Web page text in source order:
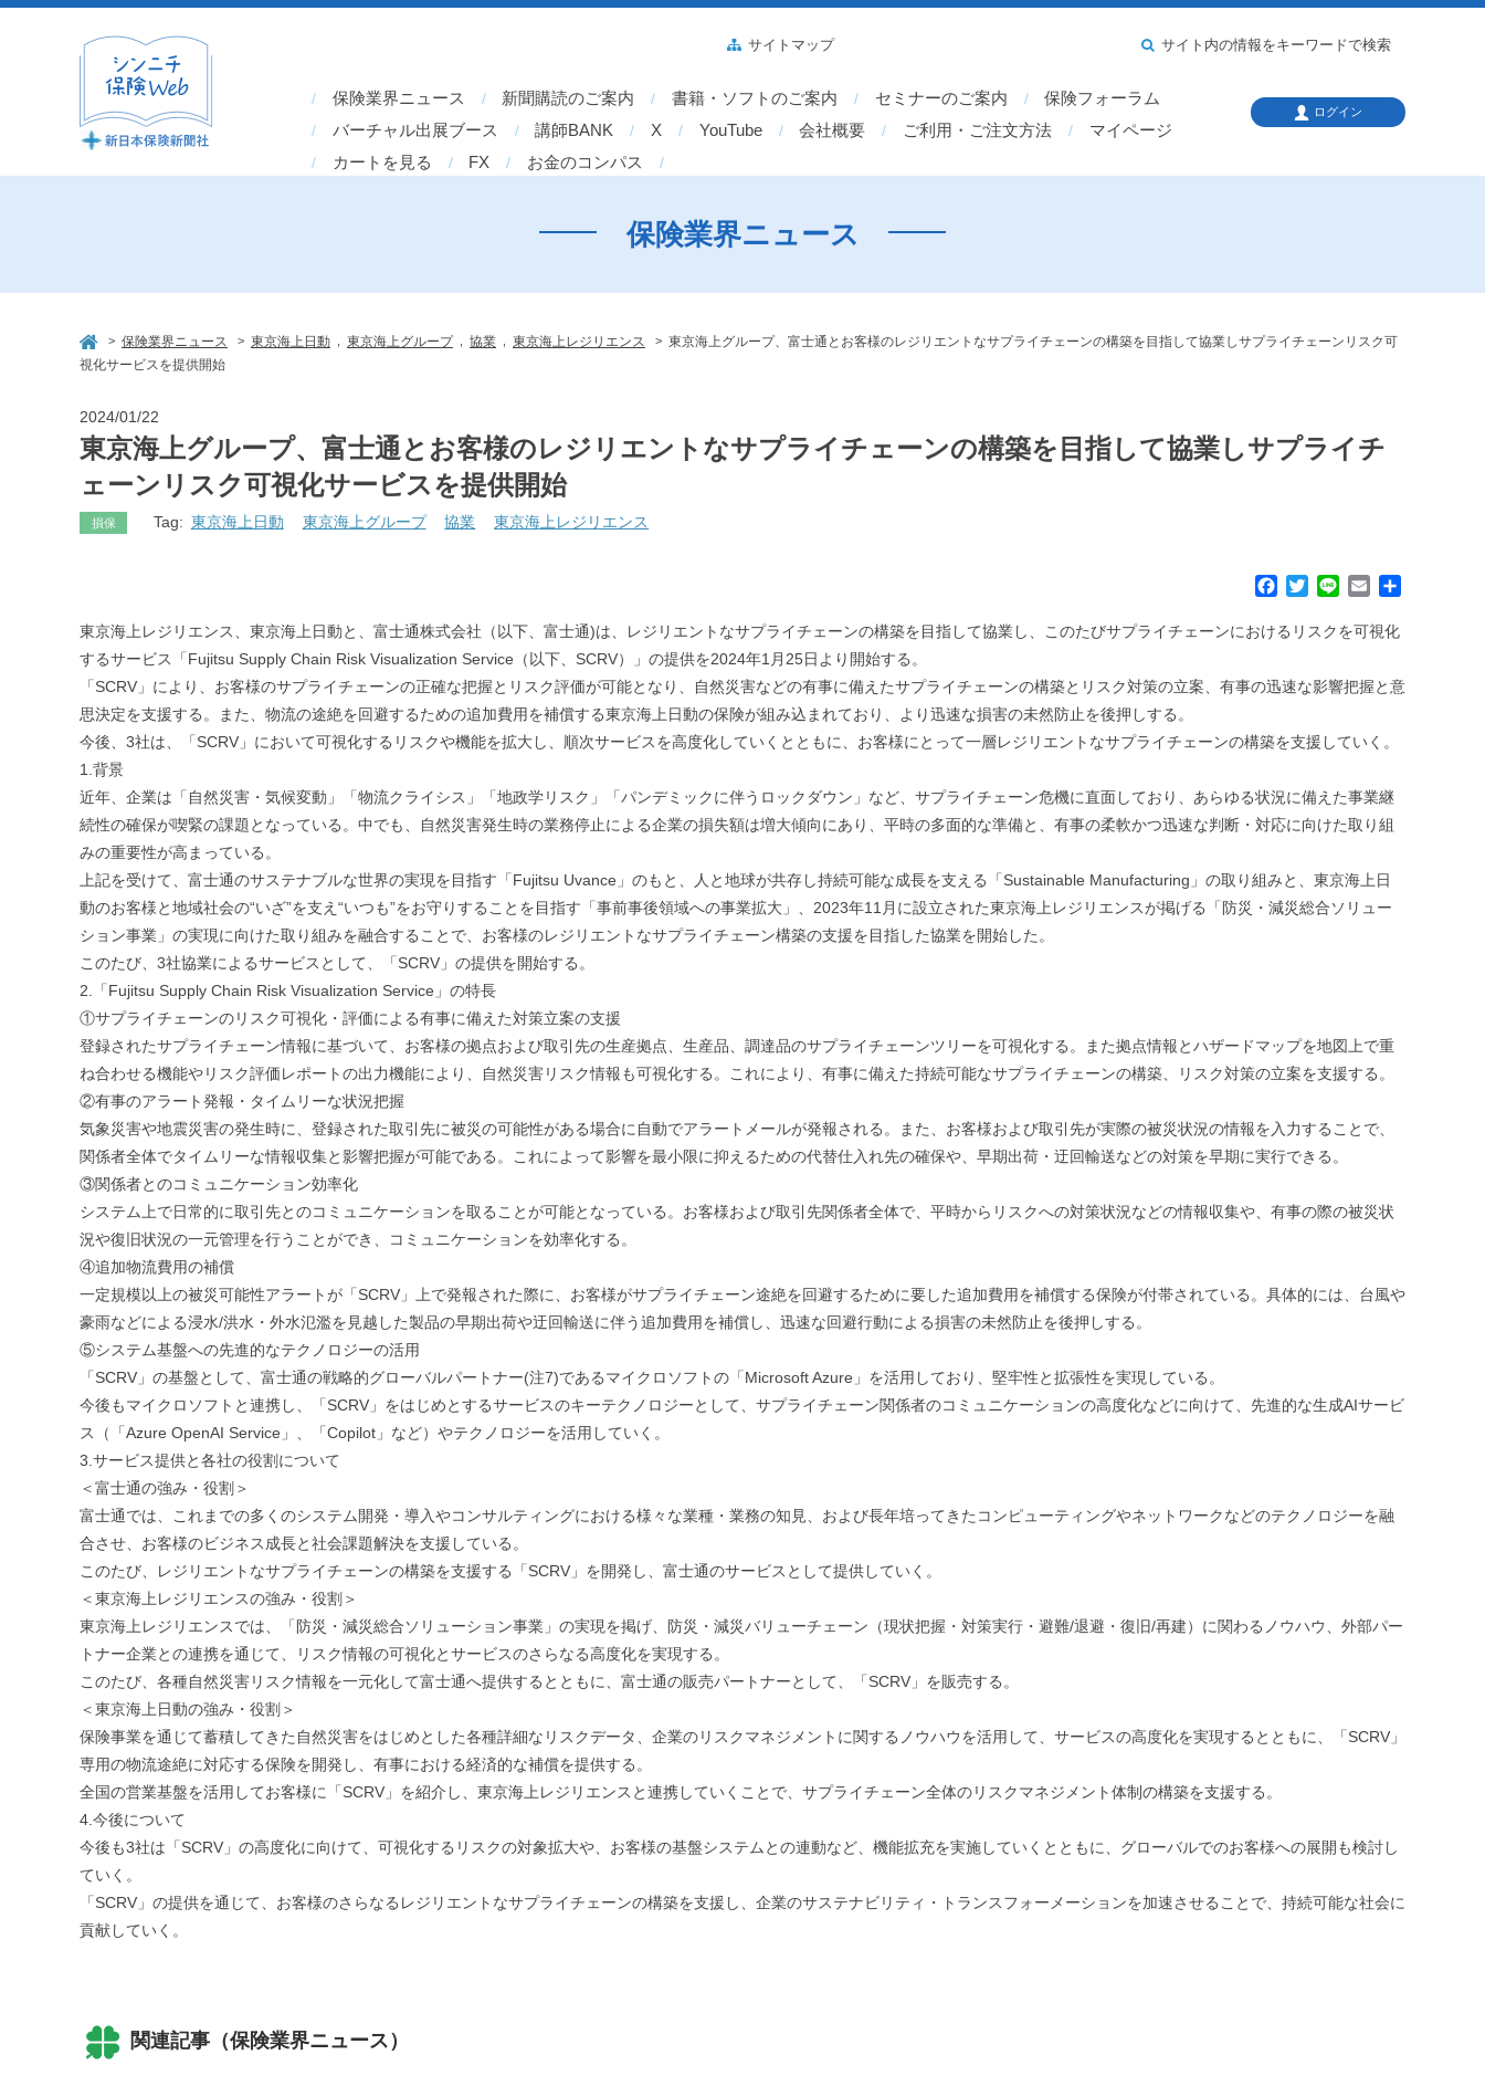
保険業界ニュース 新聞購読のご案内 書籍・ソフトのご案内 セミナーのご案内
保険フォーラム
バーチャル出展ブース
講師BANK X YouTube 会社概要 ご利用・ご注文方法
マイページ
カートを見る
FX お金のコンパス
サイトマップ サイト内の情報をキーワードで検索
ログイン
保険業界ニュース
> 保険業界ニュース > 東京海上日動 東京海上グループ 協業 東京海上レジリエンス > 東京海上グループ、富士通とお客様のレジリエントなサプライチェーンの構築を目指して協業しサプライチェーンリスク可
視化サービスを提供開始
2024/01/22
東京海上グループ、富士通とお客様のレジリエントなサプライチェーンの構築を目指して協業しサプライチ
ェーンリスク可視化サービスを提供開始
損保 Tag: 東京海上日動 東京海上グループ 協業 東京海上レジリエンス
c
o
k
i
e
n
a
東京海上レジリエンス、東京海上日動と、富士通株式会社（以下、富士通)は、レジリエントなサプライチェーンの構築を目指して協業し、このたびサプライチェーンにおけるリスクを可視化
するサービス「Fujitsu Supply Chain Risk Visualization Service（以下、SCRV）」の提供を2024年1月25日より開始する。
「SCRV」により、お客様のサプライチェーンの正確な把握とリスク評価が可能となり、自然災害などの有事に備えたサプライチェーンの構築とリスク対策の立案、有事の迅速な影響把握と意
思決定を支援する。また、物流の途絶を回避するための追加費用を補償する東京海上日動の保険が組み込まれており、より迅速な損害の未然防止を後押しする。
今後、3社は、「SCRV」において可視化するリスクや機能を拡大し、順次サービスを高度化していくとともに、お客様にとって一層レジリエントなサプライチェーンの構築を支援していく。
1.背景
近年、企業は「自然災害・気候変動」「物流クライシス」「地政学リスク」「パンデミックに伴うロックダウン」など、サプライチェーン危機に直面しており、あらゆる状況に備えた事業継
続性の確保が喫緊の課題となっている。中でも、自然災害発生時の業務停止による企業の損失額は増大傾向にあり、平時の多面的な準備と、有事の柔軟かつ迅速な判断・対応に向けた取り組
みの重要性が高まっている。
上記を受けて、富士通のサステナブルな世界の実現を目指す「Fujitsu Uvance」のもと、人と地球が共存し持続可能な成長を支える「Sustainable Manufacturing」の取り組みと、東京海上日
動のお客様と地域社会の“いざ”を支え“いつも”をお守りすることを目指す「事前事後領域への事業拡大」、2023年11月に設立された東京海上レジリエンスが掲げる「防災・減災総合ソリュー
ション事業」の実現に向けた取り組みを融合することで、お客様のレジリエントなサプライチェーン構築の支援を目指した協業を開始した。
このたび、3社協業によるサービスとして、「SCRV」の提供を開始する。
2.「Fujitsu Supply Chain Risk Visualization Service」の特長
①サプライチェーンのリスク可視化・評価による有事に備えた対策立案の支援
登録されたサプライチェーン情報に基づいて、お客様の拠点および取引先の生産拠点、生産品、調達品のサプライチェーンツリーを可視化する。また拠点情報とハザードマップを地図上で重
ね合わせる機能やリスク評価レポートの出力機能により、自然災害リスク情報も可視化する。これにより、有事に備えた持続可能なサプライチェーンの構築、リスク対策の立案を支援する。
②有事のアラート発報・タイムリーな状況把握
気象災害や地震災害の発生時に、登録された取引先に被災の可能性がある場合に自動でアラートメールが発報される。また、お客様および取引先が実際の被災状況の情報を入力することで、
関係者全体でタイムリーな情報収集と影響把握が可能である。これによって影響を最小限に抑えるための代替仕入れ先の確保や、早期出荷・迂回輸送などの対策を早期に実行できる。
③関係者とのコミュニケーション効率化
システム上で日常的に取引先とのコミュニケーションを取ることが可能となっている。お客様および取引先関係者全体で、平時からリスクへの対策状況などの情報収集や、有事の際の被災状
況や復旧状況の一元管理を行うことができ、コミュニケーションを効率化する。
④追加物流費用の補償
一定規模以上の被災可能性アラートが「SCRV」上で発報された際に、お客様がサプライチェーン途絶を回避するために要した追加費用を補償する保険が付帯されている。具体的には、台風や
豪雨などによる浸水/洪水・外水氾濫を見越した製品の早期出荷や迂回輸送に伴う追加費用を補償し、迅速な回避行動による損害の未然防止を後押しする。
⑤システム基盤への先進的なテクノロジーの活用
「SCRV」の基盤として、富士通の戦略的グローバルパートナー(注7)であるマイクロソフトの「Microsoft Azure」を活用しており、堅牢性と拡張性を実現している。
今後もマイクロソフトと連携し、「SCRV」をはじめとするサービスのキーテクノロジーとして、サプライチェーン関係者のコミュニケーションの高度化などに向けて、先進的な生成AIサービ
ス（「Azure OpenAI Service」、「Copilot」など）やテクノロジーを活用していく。
3.サービス提供と各社の役割について
＜富士通の強み・役割＞
富士通では、これまでの多くのシステム開発・導入やコンサルティングにおける様々な業種・業務の知見、および長年培ってきたコンピューティングやネットワークなどのテクノロジーを融
合させ、お客様のビジネス成長と社会課題解決を支援している。
このたび、レジリエントなサプライチェーンの構築を支援する「SCRV」を開発し、富士通のサービスとして提供していく。
＜東京海上レジリエンスの強み・役割＞
東京海上レジリエンスでは、「防災・減災総合ソリューション事業」の実現を掲げ、防災・減災バリューチェーン（現状把握・対策実行・避難/退避・復旧/再建）に関わるノウハウ、外部パー
トナー企業との連携を通じて、リスク情報の可視化とサービスのさらなる高度化を実現する。
このたび、各種自然災害リスク情報を一元化して富士通へ提供するとともに、富士通の販売パートナーとして、「SCRV」を販売する。
＜東京海上日動の強み・役割＞
保険事業を通じて蓄積してきた自然災害をはじめとした各種詳細なリスクデータ、企業のリスクマネジメントに関するノウハウを活用して、サービスの高度化を実現するとともに、「SCRV」
専用の物流途絶に対応する保険を開発し、有事における経済的な補償を提供する。
全国の営業基盤を活用してお客様に「SCRV」を紹介し、東京海上レジリエンスと連携していくことで、サプライチェーン全体のリスクマネジメント体制の構築を支援する。
4.今後について
今後も3社は「SCRV」の高度化に向けて、可視化するリスクの対象拡大や、お客様の基盤システムとの連動など、機能拡充を実施していくとともに、グローバルでのお客様への展開も検討し
ていく。
「SCRV」の提供を通じて、お客様のさらなるレジリエントなサプライチェーンの構築を支援し、企業のサステナビリティ・トランスフォーメーションを加速させることで、持続可能な社会に
貢献していく。
関連記事（保険業界ニュース）